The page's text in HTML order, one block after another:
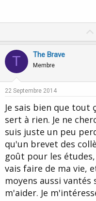
T The Brave
Membre
22 Septembre 2014
Je sais bien que tout
sert à rien. Je ne
suis juste un peu
qu'un brevet des
goût pour les
vais faire de ma vie,
moyens aussi
m'aider. Je